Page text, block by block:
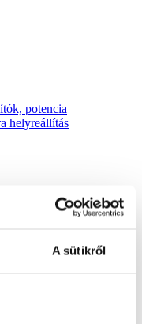
A sütikről
potencia
helyreállítás